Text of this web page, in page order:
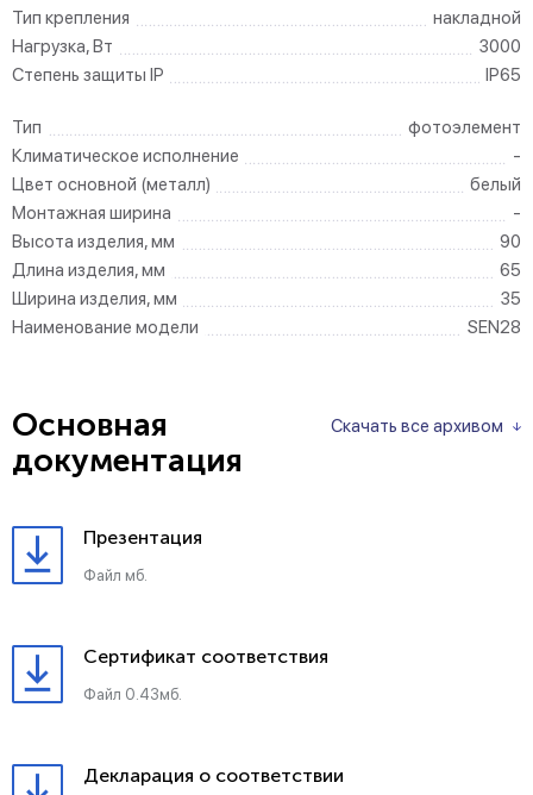
Тип крепления
накладной
Нагрузка, Вт
3000
Степень защиты IP
IP65
Тип
фотоэлемент
Климатическое исполнение
-
Цвет основной (металл)
белый
Монтажная ширина
-
Высота изделия, мм
90
Длина изделия, мм
65
Ширина изделия, мм
35
Наименование модели
SEN28
Скачать все архивом
Основная
документация
Презентация
Файл мб.
Сертификат соответствия
Файл 0.43мб.
Декларация о соответствии